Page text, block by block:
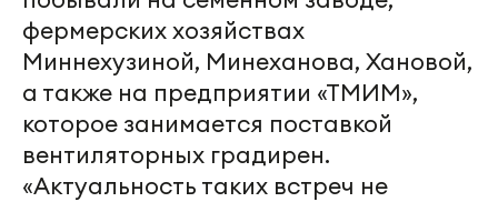
фермерских хозяйствах
Миннехузиной, Минеханова, Хановой,
а также на предприятии «ТМИМ»,
которое занимается поставкой
вентиляторных градирен.
«Актуальность таких встреч не